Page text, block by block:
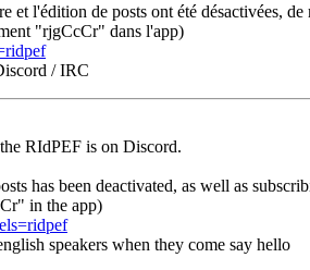
l'édition de posts ont été désactivées,
"rjgCcCr" dans l'app)
/ IRC
RIdPEF is on Discord.
has been deactivated, as well as
in the app)
speakers when they come say hello